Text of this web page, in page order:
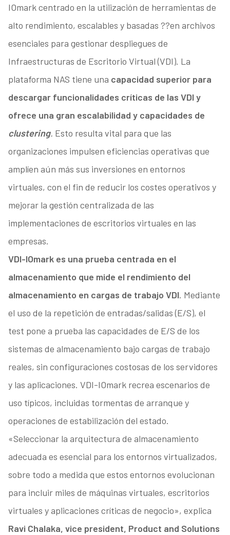
IOmark centrado en la utilización de herramientas de
alto rendimiento, escalables y basadas ??en archivos
esenciales para gestionar despliegues de
Infraestructuras de Escritorio Virtual (VDI). La
plataforma NAS tiene una capacidad superior para
descargar funcionalidades críticas de las VDI y
ofrece una gran escalabilidad y capacidades de
clustering. Esto resulta vital para que las
organizaciones impulsen eficiencias operativas que
amplíen aún más sus inversiones en entornos
virtuales, con el fin de reducir los costes operativos y
mejorar la gestión centralizada de las
implementaciones de escritorios virtuales en las
empresas.
VDI-IOmark es una prueba centrada en el
almacenamiento que mide el rendimiento del
almacenamiento en cargas de trabajo VDI. Mediante
el uso de la repetición de entradas/salidas (E/S), el
test pone a prueba las capacidades de E/S de los
sistemas de almacenamiento bajo cargas de trabajo
reales, sin configuraciones costosas de los servidores
y las aplicaciones. VDI-IOmark recrea escenarios de
uso típicos, incluidas tormentas de arranque y
operaciones de estabilización del estado.
«Seleccionar la arquitectura de almacenamiento
adecuada es esencial para los entornos virtualizados,
sobre todo a medida que estos entornos evolucionan
para incluir miles de máquinas virtuales, escritorios
virtuales y aplicaciones críticas de negocio», explica
Ravi Chalaka, vice president, Product and Solutions